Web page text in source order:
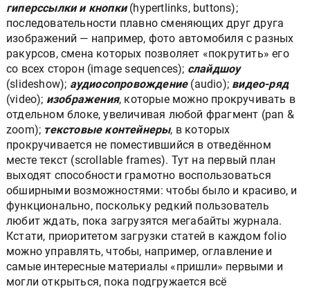
гиперссылки и кнопки(hypertlinks, buttons);
последовательности плавно сменяющих друг друга
изображений — например, фото автомобиля с разных
ракурсов, смена которых позволяет «покрутить» его
со всех сторон (image sequences); слайдшоу
(slideshow); аудиосопровождение(audio); видео-ряд
(video); изображения, которые можно прокручивать в
отдельном блоке, увеличивая любой фрагмент (pan &
zoom); текстовые контейнеры, в которых
прокручивается не поместившийся в отведённом
месте текст (scrollable frames). Тут на первый план
выходят способности грамотно воспользоваться
обширными возможностями: чтобы было и красиво, и
функционально, поскольку редкий пользователь
любит ждать, пока загрузятся мегабайты журнала.
Кстати, приоритетом загрузки статей в каждом folio
можно управлять, чтобы, например, оглавление и
самые интересные материалы «пришли» первыми и
могли открыться, пока подгружается всё